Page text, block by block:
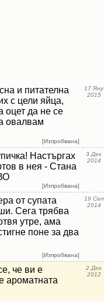
и питателна
с цели яйца,
оцет да не се
овалвам
[Изпробвана]
17 Яну
2015
Настъргах
в нея - Стана
[Изпробвана]
3 Дек
2014
от супата
Сега трябва
утре, ама
поне за два
[Изпробвана]
19 Сеп
2014
че ви е
ароматната
2 Дек
2012